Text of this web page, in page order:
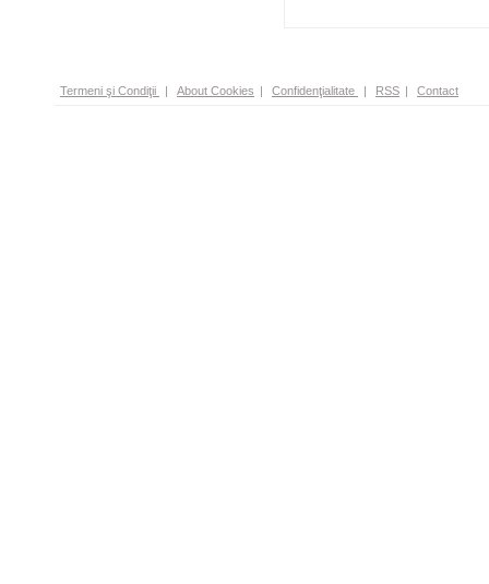
Termeni şi Condiţii | About Cookies | Confidenţialitate | RSS | Contact